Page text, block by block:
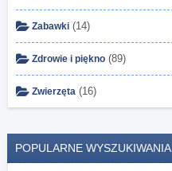
Zabawki (14)
Zdrowie i piękno (89)
Zwierzęta (16)
POPULARNE WYSZUKIWANIA